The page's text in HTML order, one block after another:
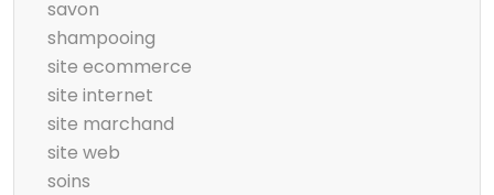
savon
shampooing
site ecommerce
site internet
site marchand
site web
soins